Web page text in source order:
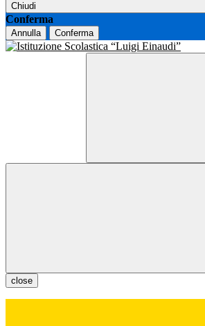
Chiudi
Conferma
Annulla Conferma
close